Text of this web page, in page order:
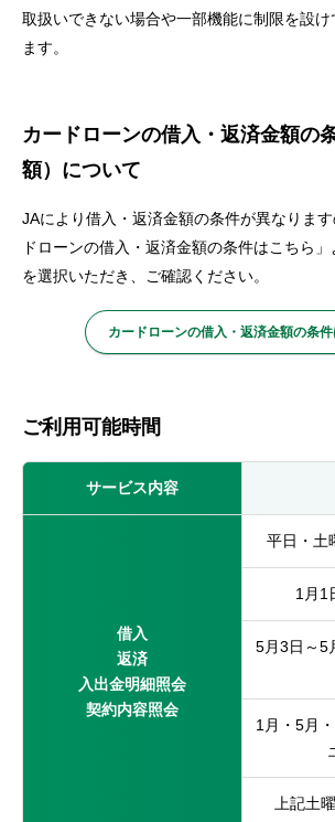
取扱いできない場合や一部機能に制限を設
ます。
カードローンの借入・返済金額の
額）について
JAにより借入・返済金額の条件が異なりま
ドローンの借入・返済金額の条件はこちら
を選択いただき、ご確認ください。
カードローンの借入・返済金額の条
ご利用可能時間
サービス内容
借入
返済
入出金明細照会
契約内容照会
平日・土
1月1
5月3日～5
1月・5月
上記土